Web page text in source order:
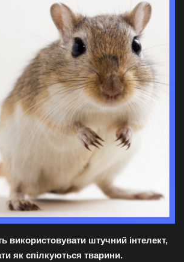
використовувати штучний інтелект,
як спілкуються тварини.